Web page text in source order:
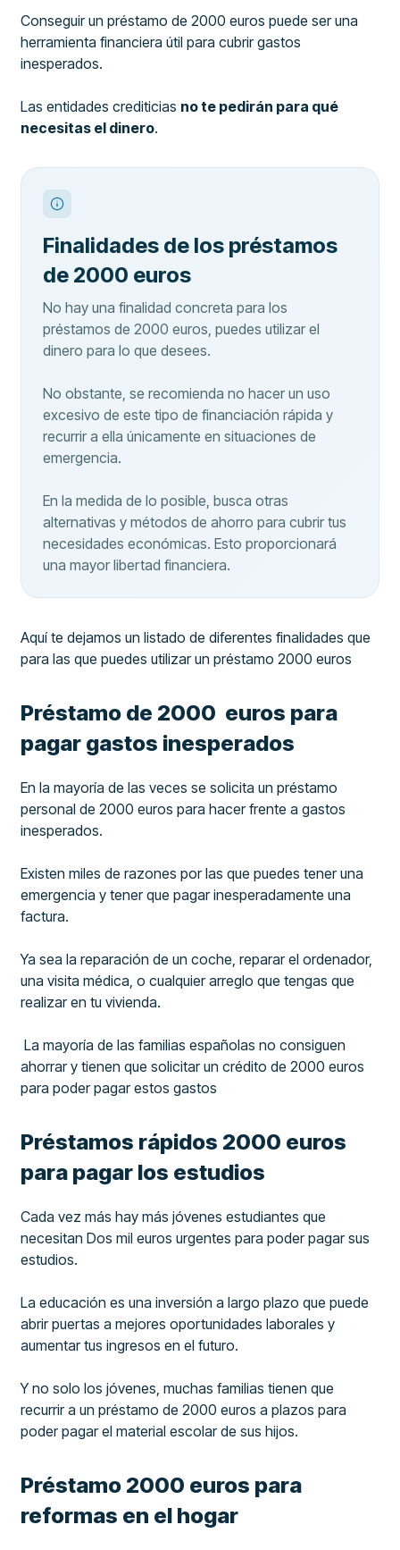
Conseguir un préstamo de 2000 euros puede ser una
herramienta financiera útil para cubrir gastos
inesperados.
Las entidades crediticias no te pedirán para qué
necesitas el dinero.
Finalidades de los préstamos
de 2000 euros
No hay una finalidad concreta para los
préstamos de 2000 euros, puedes utilizar el
dinero para lo que desees.
No obstante, se recomienda no hacer un uso
excesivo de este tipo de financiación rápida y
recurrir a ella únicamente en situaciones de
emergencia.
En la medida de lo posible, busca otras
alternativas y métodos de ahorro para cubrir tus
necesidades económicas. Esto proporcionará
una mayor libertad financiera.
Aquí te dejamos un listado de diferentes finalidades que
para las que puedes utilizar un préstamo 2000 euros
Préstamo de 2000 euros para
pagar gastos inesperados
En la mayoría de las veces se solicita un préstamo
personal de 2000 euros para hacer frente a gastos
inesperados.
Existen miles de razones por las que puedes tener una
emergencia y tener que pagar inesperadamente una
factura.
Ya sea la reparación de un coche, reparar el ordenador,
una visita médica, o cualquier arreglo que tengas que
realizar en tu vivienda.
La mayoría de las familias españolas no consiguen
ahorrar y tienen que solicitar un crédito de 2000 euros
para poder pagar estos gastos
Préstamos rápidos 2000 euros
para pagar los estudios
Cada vez más hay más jóvenes estudiantes que
necesitan Dos mil euros urgentes para poder pagar sus
estudios.
La educación es una inversión a largo plazo que puede
abrir puertas a mejores oportunidades laborales y
aumentar tus ingresos en el futuro.
Y no solo los jóvenes, muchas familias tienen que
recurrir a un préstamo de 2000 euros a plazos para
poder pagar el material escolar de sus hijos.
Préstamo 2000 euros para
reformas en el hogar